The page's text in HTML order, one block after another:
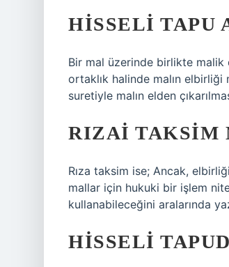
HISSELI TAPU
Bir mal üzerinde birlikte malik
ortaklık halinde malın
suretiyle malın elden
RIZAI TAKSIM
Rıza taksim ise; Ancak,
mallar için hukuki bir işlem
kullanabileceğini aralarında
HISSELI